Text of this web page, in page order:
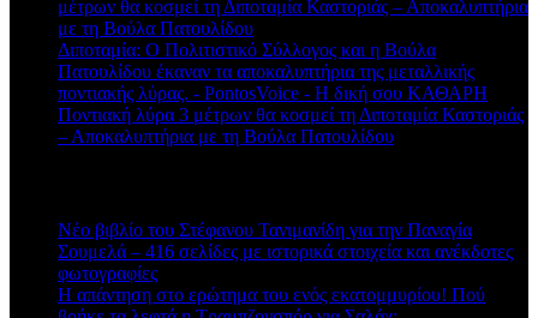
μέτρων θα κοσμεί τη Διποταμία Καστοριάς – Αποκαλυπτήρια
με τη Βούλα Πατουλίδου
Διποταμία: Ο Πολιτιστικό Σύλλογος και η Βούλα
Πατουλίδου έκαναν τα αποκαλυπτήρια της μεταλλικής
ποντιακής λύρας. - PontosVoice - H δική σου ΚΑΘΑΡΗ
Ποντιακή λύρα 3 μέτρων θα κοσμεί τη Διποταμία Καστοριάς
– Αποκαλυπτήρια με τη Βούλα Πατουλίδου
Νέο βιβλίο του Στέφανου Τανιμανίδη για την Παναγία
Σουμελά – 416 σελίδες με ιστορικά στοιχεία και ανέκδοτες
φωτογραφίες
Η απάντηση στο ερώτημα του ενός εκατομμυρίου! Πού